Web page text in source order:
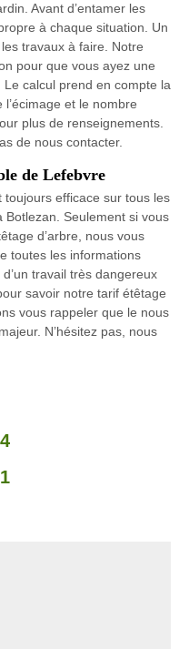
Avant d’entamer les
à chaque situation. Un
travaux à faire. Notre
pour que vous ayez une
calcul prend en compte la
et le nombre
plus de renseignements.
de nous contacter.
de Lefebvre
toujours efficace sur tous les
Botlezan. Seulement si vous
d’arbre, nous vous
toutes les informations
d’un travail très dangereux
savoir notre tarif étêtage
vous rappeler que le nous
N’hésitez pas, nous